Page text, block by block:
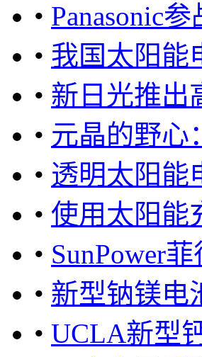
• Panasonic
• 我国太阳能
• 新日光推出
• 元晶的野心
• 透明太阳能
• 使用太阳能
• SunPower
• 新型钠镁电
• UCLA新型